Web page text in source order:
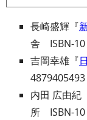
長崎盛輝『
舎 ISBN-10
吉岡幸雄『
4879405493
内田 広由紀
所 ISBN-10